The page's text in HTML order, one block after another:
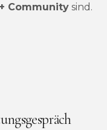
Community sind.